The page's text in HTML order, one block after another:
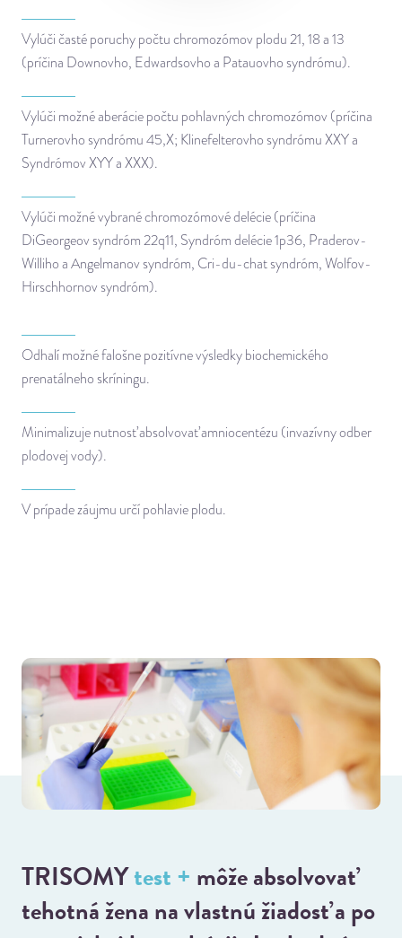
Vylúči časté poruchy počtu chromozómov plodu 21, 18 a 13
(príčina Downovho, Edwardsovho a Patauovho syndrómu).
Vylúči možné aberácie počtu pohlavných chromozómov (príčina
Turnerovho syndrómu 45,X; Klinefelterovho syndrómu XXY a
Syndrómov XYY a XXX).
Vylúči možné vybrané chromozómové delécie (príčina
DiGeorgeov syndróm 22q11, Syndróm delécie 1p36, Praderov-
Williho a Angelmanov syndróm, Cri-du-chat syndróm, Wolfov-
Hirschhornov syndróm).
Odhalí možné falošne pozitívne výsledky biochemického
prenatálneho skríningu.
Minimalizuje nutnosť absolvovať amniocentézu (invazívny odber
plodovej vody).
V prípade záujmu určí pohlavie plodu.
TRISOMYtest + môže absolvovať
tehotná žena na vlastnú žiadosť a po